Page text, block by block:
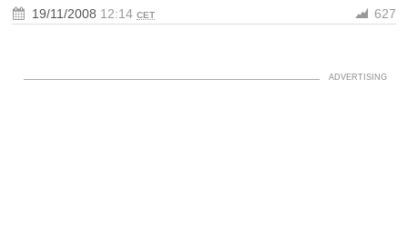
19/11/2008 12:14CET 627